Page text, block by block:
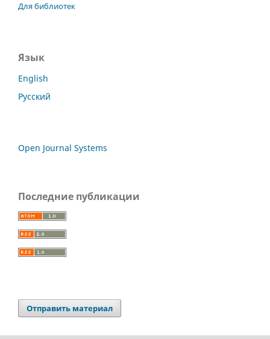
Для библиотек
Язык
English
Русский
Open Journal Systems
Последние публикации
Отправить материал